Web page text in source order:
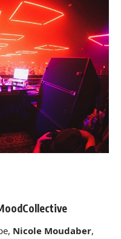
Nicole Moudaber,